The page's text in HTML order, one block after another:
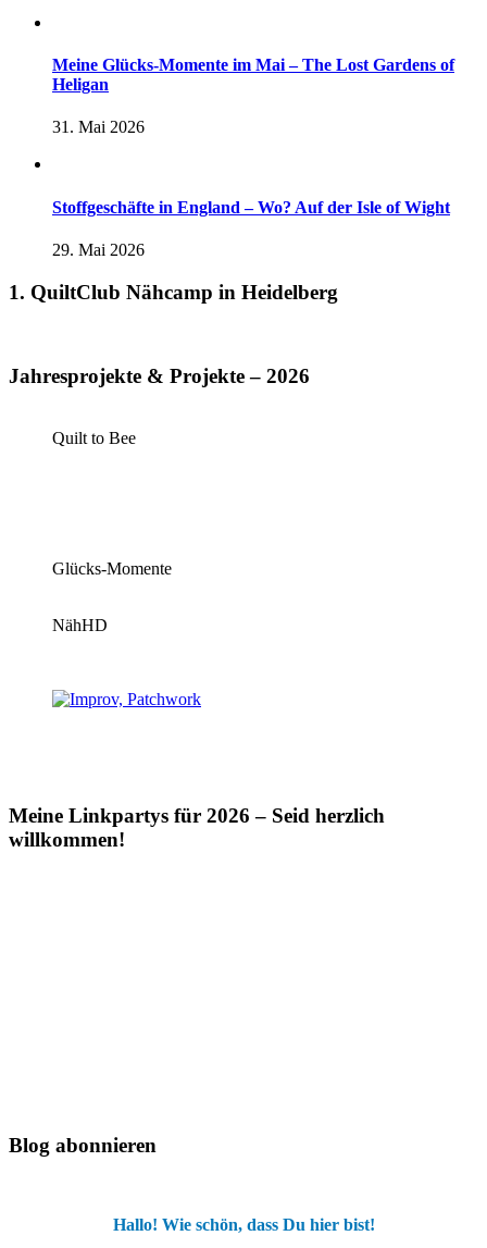
Meine Glücks-Momente im Mai – The Lost Gardens of
Heligan
31. Mai 2026
Stoffgeschäfte in England – Wo? Auf der Isle of Wight
29. Mai 2026
1. QuiltClub Nähcamp in Heidelberg
Jahresprojekte & Projekte – 2026
Quilt to Bee
Glücks-Momente
NähHD
Meine Linkpartys für 2026 – Seid herzlich
willkommen!
Blog abonnieren
Hallo! Wie schön, dass Du hier bist!